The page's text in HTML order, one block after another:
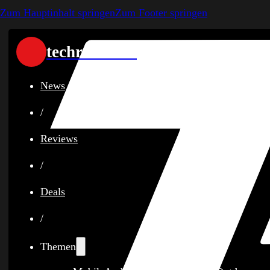
Zum Hauptinhalt springenZum Footer springen
techreviewer
News
/
Reviews
/
Deals
/
Themen